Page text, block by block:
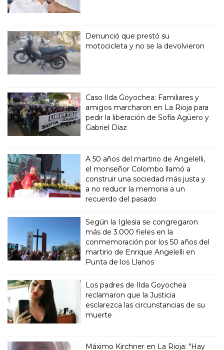
Denunció que prestó su
motocicleta y no se la devolvieron
Caso Ilda Goyochea: Familiares y
amigos marcharon en La Rioja para
pedir la liberación de Sofía Agüero y
Gabriel Díaz
A 50 años del martirio de Angelelli,
el monseñor Colombo llamó a
construir una sociedad más justa y
a no reducir la memoria a un
recuerdo del pasado
Según la Iglesia se congregaron
más de 3.000 fieles en la
conmemoración por los 50 años del
martirio de Enrique Angelelli en
Punta de los Llanos
Los padres de Ilda Goyochea
reclamaron que la Justicia
esclarezca las circunstancias de su
muerte
Máximo Kirchner en La Rioja: "Hay